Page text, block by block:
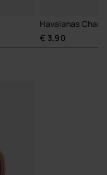
Havaianas
€ 3,90